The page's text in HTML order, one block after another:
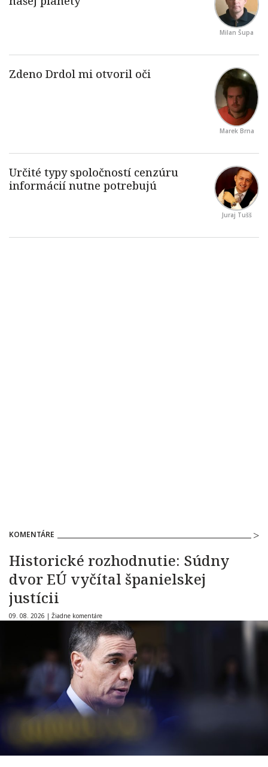
Milan Šupa
Marek Brna
Juraj Tušš
KOMENTÁRE
Historické rozhodnutie: Súdny
dvor EÚ vyčítal španielskej
justícii
09. 08. 2026 | Žiadne komentáre